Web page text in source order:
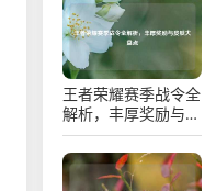
王者荣耀赛季战令全
解析，丰厚奖励与皮
肤大盘点